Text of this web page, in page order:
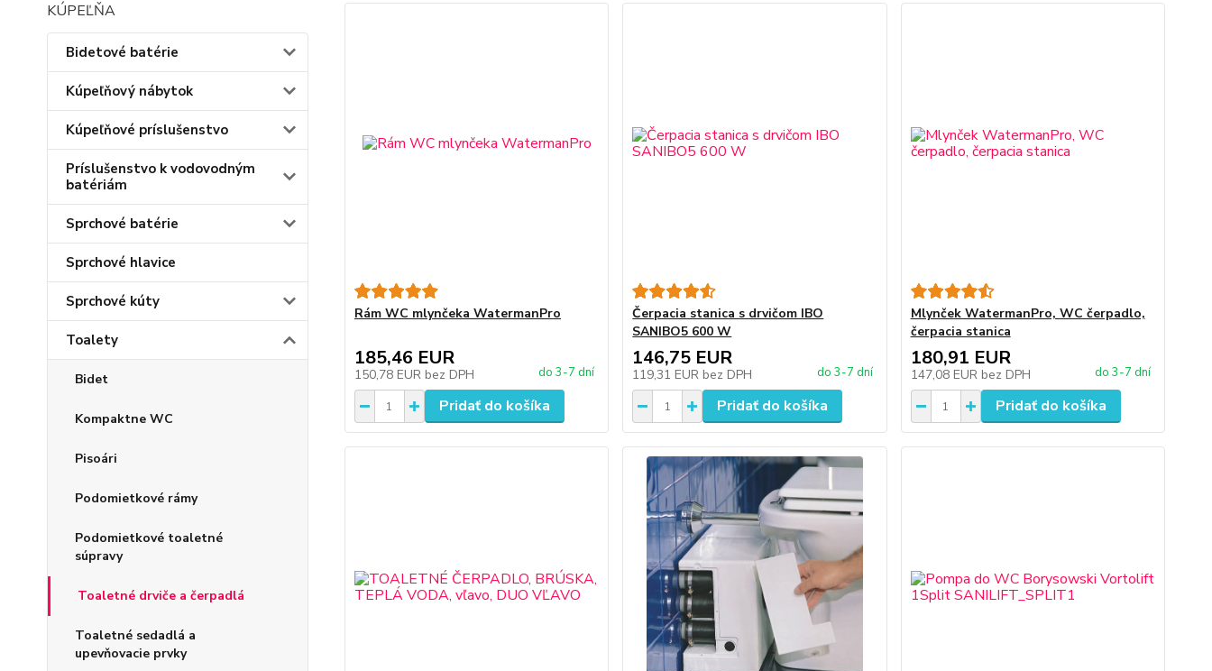
KÚPEĽŇA
Bidetové batérie
Kúpeľňový nábytok
Kúpeľňové príslušenstvo
Príslušenstvo k vodovodným
batériám
Sprchové batérie
Sprchové hlavice
Sprchové kúty
Toalety
Bidet
Kompaktne WC
Pisoári
Podomietkové rámy
Podomietkové toaletné
súpravy
Toaletné drviče a čerpadlá
Toaletné sedadlá a
upevňovacie prvky
Rám WC mlynčeka WatermanPro
185,46 EUR
150,78 EUR bez DPH do 3-7 dní
Pridať do košíka
Čerpacia stanica s drvičom IBO
SANIBO5 600 W
146,75 EUR
119,31 EUR bez DPH do 3-7 dní
Pridať do košíka
Mlynček WatermanPro, WC čerpadlo,
čerpacia stanica
180,91 EUR
147,08 EUR bez DPH do 3-7 dní
Pridať do košíka